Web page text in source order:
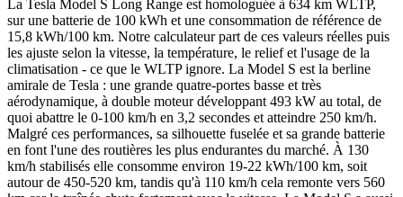
La Tesla Model S Long Range est homologuée à 634 km WLTP,
sur une batterie de 100 kWh et une consommation de référence de
15,8 kWh/100 km. Notre calculateur part de ces valeurs réelles puis
les ajuste selon la vitesse, la température, le relief et l'usage de la
climatisation - ce que le WLTP ignore. La Model S est la berline
amirale de Tesla : une grande quatre-portes basse et très
aérodynamique, à double moteur développant 493 kW au total, de
quoi abattre le 0-100 km/h en 3,2 secondes et atteindre 250 km/h.
Malgré ces performances, sa silhouette fuselée et sa grande batterie
en font l'une des routières les plus endurantes du marché. À 130
km/h stabilisés elle consomme environ 19-22 kWh/100 km, soit
autour de 450-520 km, tandis qu'à 110 km/h cela remonte vers 560